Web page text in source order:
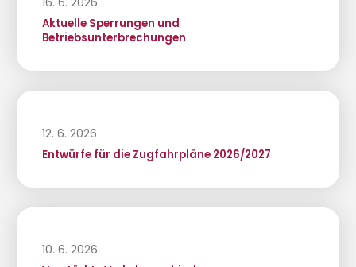
Aktuelle Sperrungen und
Betriebsunterbrechungen
12. 6. 2026
Entwürfe für die Zugfahrpläne 2026/2027
10. 6. 2026